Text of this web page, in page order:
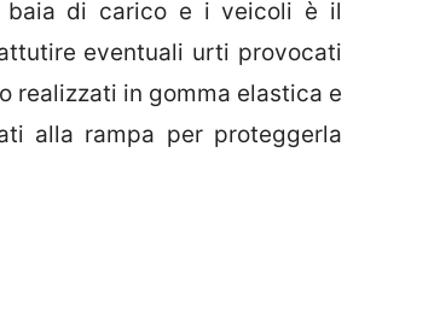
baia di carico e i veicoli è il
eventuali urti provocati
realizzati in gomma elastica e
alla rampa per proteggerla